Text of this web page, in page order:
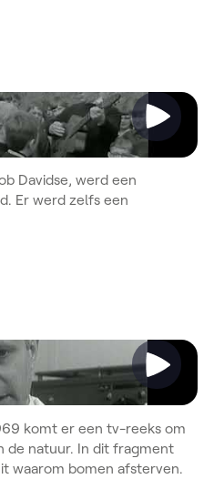
Davidse, werd een
Er werd zelfs een
komt er een tv-reeks om
de natuur. In dit fragment
waarom bomen afsterven.